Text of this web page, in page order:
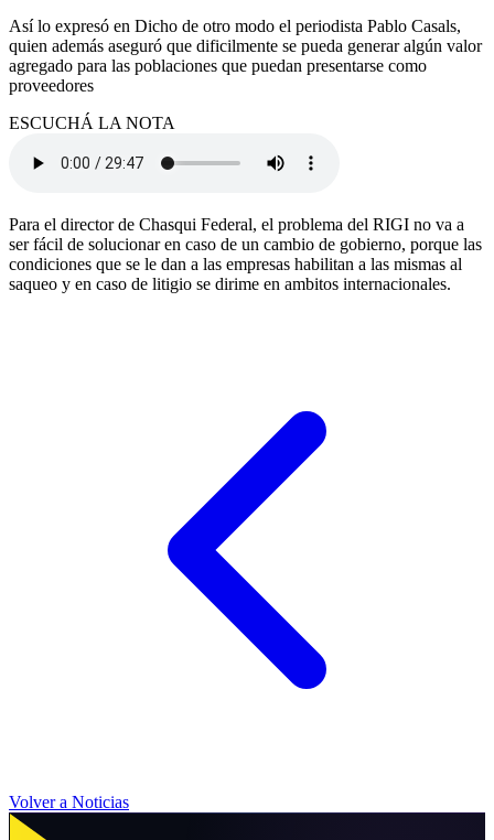
Así lo expresó en Dicho de otro modo el periodista Pablo Casals,
quien además aseguró que dificilmente se pueda generar algún valor
agregado para las poblaciones que puedan presentarse como
proveedores
ESCUCHÁ LA NOTA
Para el director de Chasqui Federal, el problema del RIGI no va a
ser fácil de solucionar en caso de un cambio de gobierno, porque las
condiciones que se le dan a las empresas habilitan a las mismas al
saqueo y en caso de litigio se dirime en ambitos internacionales.
Volver a Noticias